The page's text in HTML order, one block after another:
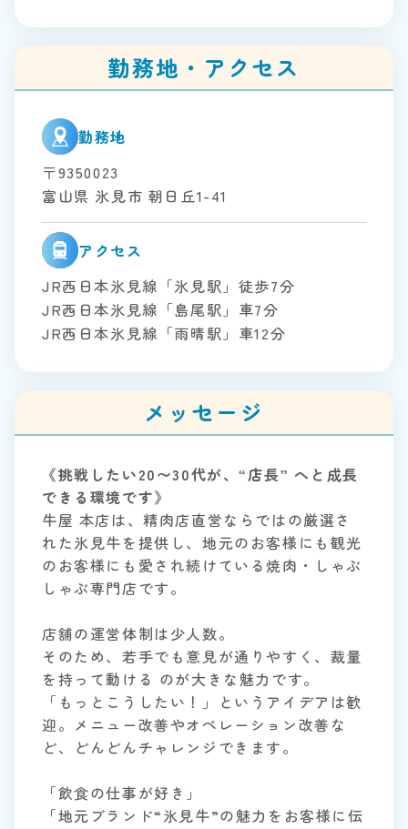
勤務地・アクセス
勤務地
〒9350023
富山県 氷見市 朝日丘1-41
アクセス
JR西日本氷見線「氷見駅」徒歩7分
JR西日本氷見線「島尾駅」車7分
JR西日本氷見線「雨晴駅」車12分
メッセージ
《挑戦したい20〜30代が、“店長” へと成長
できる環境です》
牛屋 本店は、精肉店直営ならではの厳選さ
れた氷見牛を提供し、地元のお客様にも観光
のお客様にも愛され続けている焼肉・しゃぶ
しゃぶ専門店です。
店舗の運営体制は少人数。
そのため、若手でも意見が通りやすく、裁量
を持って動ける のが大きな魅力です。
「もっとこうしたい！」というアイデアは歓
迎。メニュー改善やオペレーション改善な
ど、どんどんチャレンジできます。
「飲食の仕事が好き」
「地元ブランド“氷見牛”の魅力をお客様に伝